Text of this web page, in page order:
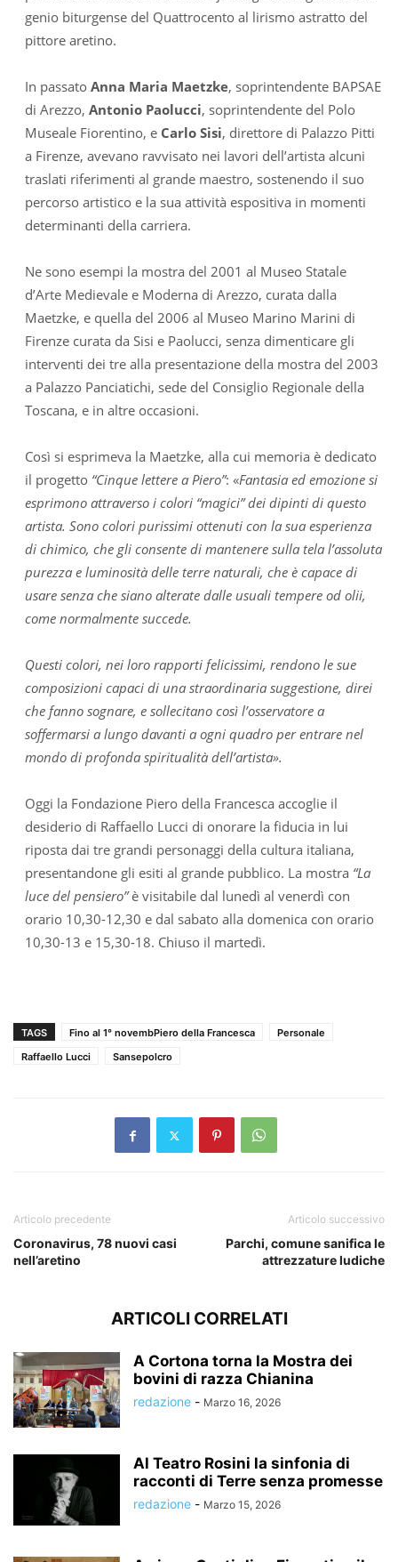
genio biturgense del Quattrocento al lirismo astratto del
pittore aretino.
In passato Anna Maria Maetzke, soprintendente BAPSAE
di Arezzo, Antonio Paolucci, soprintendente del Polo
Museale Fiorentino, e Carlo Sisi, direttore di Palazzo Pitti
a Firenze, avevano ravvisato nei lavori dell’artista alcuni
traslati riferimenti al grande maestro, sostenendo il suo
percorso artistico e la sua attività espositiva in momenti
determinanti della carriera.
Ne sono esempi la mostra del 2001 al Museo Statale
d’Arte Medievale e Moderna di Arezzo, curata dalla
Maetzke, e quella del 2006 al Museo Marino Marini di
Firenze curata da Sisi e Paolucci, senza dimenticare gli
interventi dei tre alla presentazione della mostra del 2003
a Palazzo Panciatichi, sede del Consiglio Regionale della
Toscana, e in altre occasioni.
Così si esprimeva la Maetzke, alla cui memoria è dedicato
il progetto “Cinque lettere a Piero”: «Fantasia ed emozione si
esprimono attraverso i colori “magici” dei dipinti di questo
artista. Sono colori purissimi ottenuti con la sua esperienza
di chimico, che gli consente di mantenere sulla tela l’assoluta
purezza e luminosità delle terre naturali, che è capace di
usare senza che siano alterate dalle usuali tempere od olii,
come normalmente succede.
Questi colori, nei loro rapporti felicissimi, rendono le sue
composizioni capaci di una straordinaria suggestione, direi
che fanno sognare, e sollecitano così l’osservatore a
soffermarsi a lungo davanti a ogni quadro per entrare nel
mondo di profonda spiritualità dell’artista».
Oggi la Fondazione Piero della Francesca accoglie il
desiderio di Raffaello Lucci di onorare la fiducia in lui
riposta dai tre grandi personaggi della cultura italiana,
presentandone gli esiti al grande pubblico. La mostra “La
luce del pensiero”è visitabile dal lunedì al venerdì con
orario 10,30-12,30 e dal sabato alla domenica con orario
10,30-13 e 15,30-18. Chiuso il martedì.
TAGS Fino al 1° novembPiero della Francesca
Personale
Raffaello Lucci
Sansepolcro
Articolo precedente
Coronavirus, 78 nuovi casi
nell’aretino
Articolo successivo
Parchi, comune sanifica le
attrezzature ludiche
ARTICOLI CORRELATI
A Cortona torna la Mostra dei
bovini di razza Chianina
redazione - Marzo 16, 2026
Al Teatro Rosini la sinfonia di
racconti di Terre senza promesse
redazione - Marzo 15, 2026